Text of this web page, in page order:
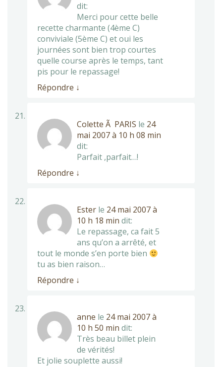
dit:
Merci pour cette belle
recette charmante (4ème C)
conviviale (5ème C) et oui les
journées sont bien trop courtes
quelle course après le temps, tant
pis pour le repassage!
Répondre ↓
Colette Ã PARIS le 24
mai 2007 à 10 h 08 min
dit:
Parfait ,parfait…!
Répondre ↓
Ester le 24 mai 2007 à
10 h 18 min dit:
Le repassage, ca fait 5
ans qu’on a arrêté, et
tout le monde s’en porte bien
tu as bien raison…
Répondre ↓
anne le 24 mai 2007 à
10 h 50 min dit:
Très beau billet plein
de vérités!
Et jolie souplette aussi!